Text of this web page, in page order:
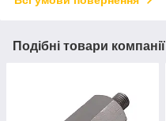
Подібні товари компанії